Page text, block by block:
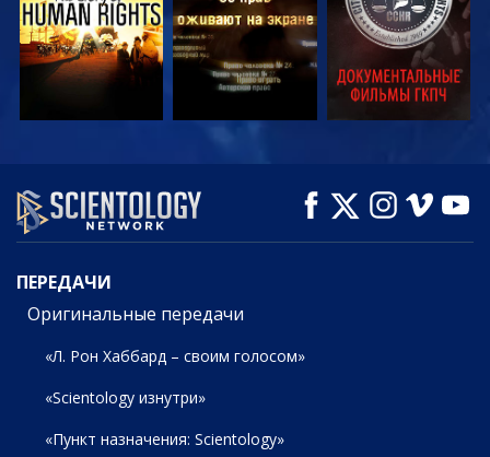
СМОТРЕТЬ СМОТРЕТЬ
СМОТРЕТЬ
ПЕРЕДАЧИ
ПЕРЕДАЧИ
Оригинальные передачи
«Л. Рон Хаббард – своим голосом»
«Scientology изнутри»
«Пункт назначения: Scientology»